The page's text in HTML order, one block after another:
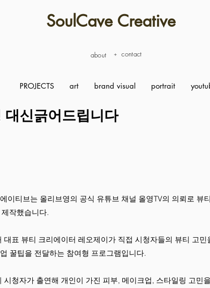
SoulCave Creative
about + contact
PROJECTS art brand visual portrait
대신긁어드립니다
이티브는 올리브영의 공식 유튜브 채널 올영TV의 의뢰로 뷰
제작했습니다.
대표 뷰티 크리에이터 레오제이가 직접 시청자들의 뷰티 고민
꿀팁을 전달하는 참여형 프로그램입니다.
시청자가 출연해 개인이 가진 피부, 메이크업, 스타일링 고민